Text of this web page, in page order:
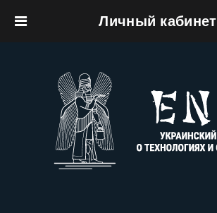
Личный кабинет